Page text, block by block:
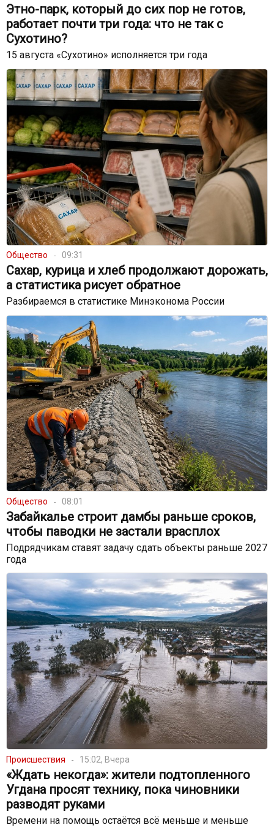
Этно-парк, который до сих пор не готов,
работает почти три года: что не так с
Сухотино?
15 августа «Сухотино» исполняется три года
Общество 09:31
Сахар, курица и хлеб продолжают дорожать,
а статистика рисует обратное
Разбираемся в статистике Минэконома России
Общество 08:01
Забайкалье строит дамбы раньше сроков,
чтобы паводки не застали врасплох
Подрядчикам ставят задачу сдать объекты раньше 2027
года
Происшествия 15:02, Вчера
«Ждать некогда»: жители подтопленного
Угдана просят технику, пока чиновники
разводят руками
Времени на помощь остаётся всё меньше и меньше